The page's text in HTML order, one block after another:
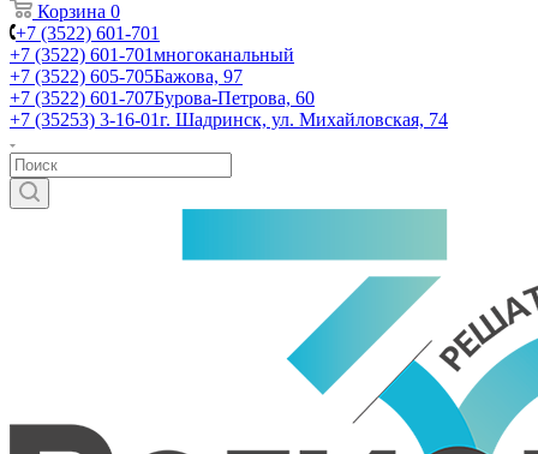
Корзина 0
+7 (3522) 601-701
+7 (3522) 601-701многоканальный
+7 (3522) 605-705Бажова, 97
+7 (3522) 601-707Бурова-Петрова, 60
+7 (35253) 3-16-01г. Шадринск, ул. Михайловская, 74